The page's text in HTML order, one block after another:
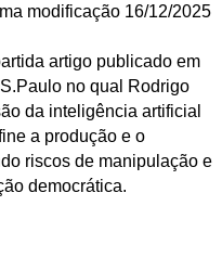
modificação 16/12/2025
artigo publicado em
no qual Rodrigo
da inteligência artificial
a produção e o
riscos de manipulação e
democrática.